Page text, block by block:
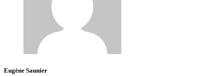
Eugène Saunier